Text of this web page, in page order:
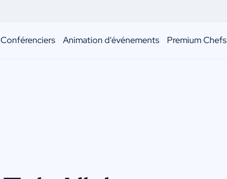
Conférenciers Animation d'événements Premium Chefs